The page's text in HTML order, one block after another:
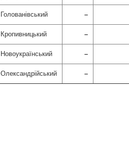
Голованівський –
Кропивницький –
Новоукраїнський –
Олександрійський –